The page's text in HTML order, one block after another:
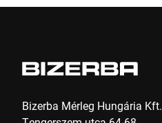
Bizerba Mérleg Hungária Kft.